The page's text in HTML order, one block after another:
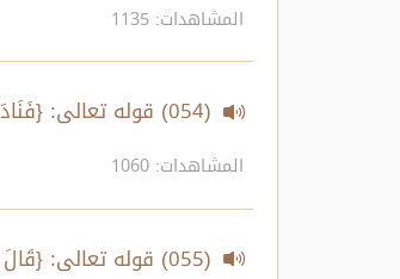
المشاهدات: 1135
(054) قوله تعالى: {فَنَادَتْهُ الْمَلَائِكَةُ وَهُوَ قَائِمٌ يُصَلِّي فِي الْمِحْرَابِ...} الآية
المشاهدات: 1060
(055) قوله تعالى: {قَالَ رَبِّ أَنَّىٰ يَكُونُ لِي غُلَامٌ...} الآية